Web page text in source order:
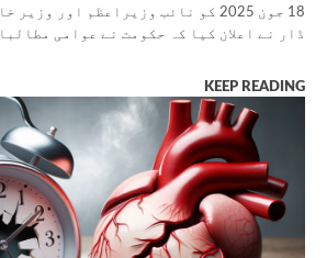
18 جون 2025 کو نائب وزیراعظم اور
ڈار نے اعلان کیا کہ حکومت نے عوامی
KEEP READING